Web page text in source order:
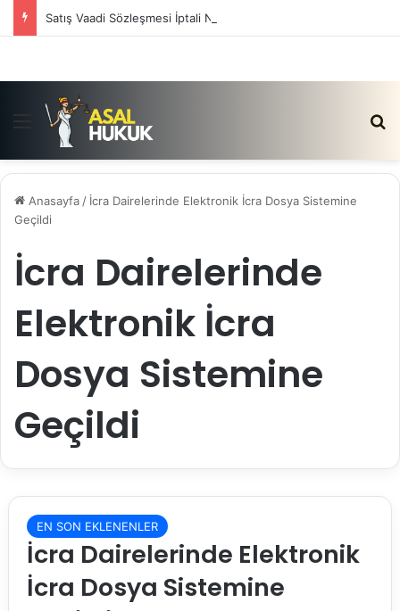
Satış Vaadi Sözleşmesi İptali Nedir?
Menü
Anasayfa / İcra Dairelerinde Elektronik İcra Dosya Sistemine
Geçildi
İcra Dairelerinde
Elektronik İcra
Dosya Sistemine
Geçildi
EN SON EKLENENLER
İcra Dairelerinde Elektronik
İcra Dosya Sistemine